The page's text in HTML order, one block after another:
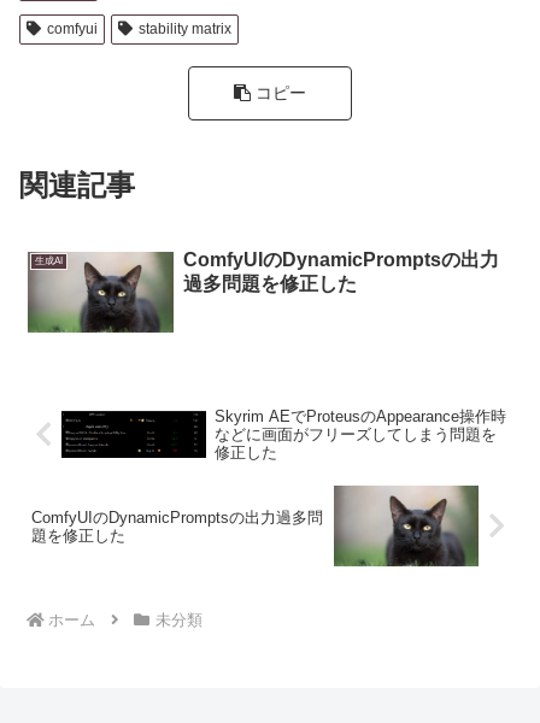
comfyui stability matrix
コピー
関連記事
生成AI
ComfyUIのDynamicPromptsの出力
過多問題を修正した
Skyrim AEでProteusのAppearance操作時
などに画面がフリーズしてしまう問題を
修正した
ComfyUIのDynamicPromptsの出力過多問
題を修正した
ホーム 未分類